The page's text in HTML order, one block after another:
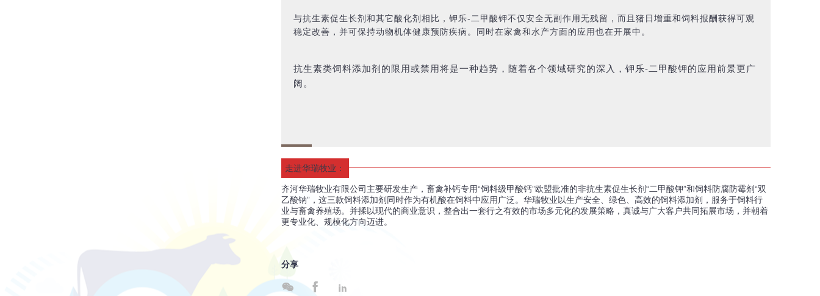
与抗生素促生长剂和其它酸化剂相比，钾乐-二甲酸钾不仅安全无副作用无残留，而且猪日增重和饲料报酬获得可观
稳定改善，并可保持动物机体健康预防疾病。同时在家禽和水产方面的应用也在开展中。
抗生素类饲料添加剂的限用或禁用将是一种趋势，随着各个领域研究的深入，钾乐-二甲酸钾的应用前景更广
阔。
走进华瑞牧业：
齐河华瑞牧业有限公司主要研发生产，畜禽补钙专用“饲料级甲酸钙”欧盟批准的非抗生素促生长剂“二甲酸钾”和饲料防腐防霉剂“双
乙酸钠”，这三款饲料添加剂同时作为有机酸在饲料中应用广泛。华瑞牧业以生产安全、绿色、高效的饲料添加剂，服务于饲料行
业与畜禽养殖场。并揉以现代的商业意识，整合出一套行之有效的市场多元化的发展策略，真诚与广大客户共同拓展市场，并朝着
更专业化、规模化方向迈进。
分享
  